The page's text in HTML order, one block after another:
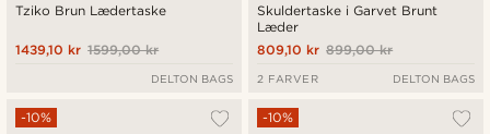
Tziko Brun Lædertaske
1599,00 kr
1439,10 kr
DELTON BAGS
Skuldertaske i Garvet Brunt
Læder
899,00 kr
809,10 kr
2 FARVER DELTON BAGS
-10% -10%